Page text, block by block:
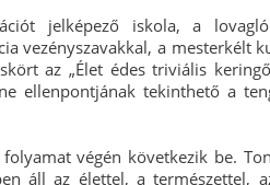
jelképező iskola, a
vezényszavakkal, a mesterkélt
az „Élet édes triviális
ellenpontjának tekinthető a
végén következik be.
áll az élettel, a természettel,